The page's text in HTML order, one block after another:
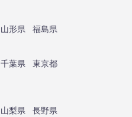
山形県
福島県
千葉県
東京都
山梨県
長野県